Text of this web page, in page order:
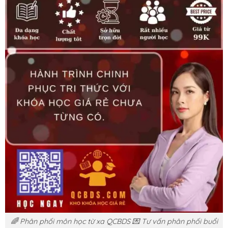
🌈 Phân phối môn học từ xa QCBDS 💌 Tư vấn phân phối buổi